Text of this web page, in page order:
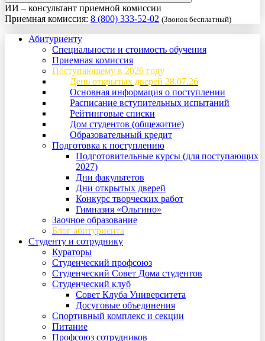
ИИ – консультант приемной комиссии
Приемная комиссия: 8 (800) 333-52-02 (Звонок бесплатный)
Абитуриенту
Специальности и стоимость обучения
Приемная комиссия
Поступающему в 2026 году
День открытых дверей 28.07.26
Основная информация о поступлении
Расписание вступительных испытаний
Рейтинговые списки
Дом студентов (общежитие)
Образовательный кредит
Подготовка к поступлению
Подготовительные курсы (для поступающих
2027)
Дни факультетов
Дни открытых дверей
Конкурс творческих работ
Гимназия «Ольгино»
Заочное образование
Блог абитуриента
Студенту и сотруднику
Кураторы
Студенческий профсоюз
Студенческий Совет Дома студентов
Студенческий клуб
Совет Клуба Университета
Досуговые объединения
Спортивный комплекс и секции
Питание
Профсоюз сотрудников